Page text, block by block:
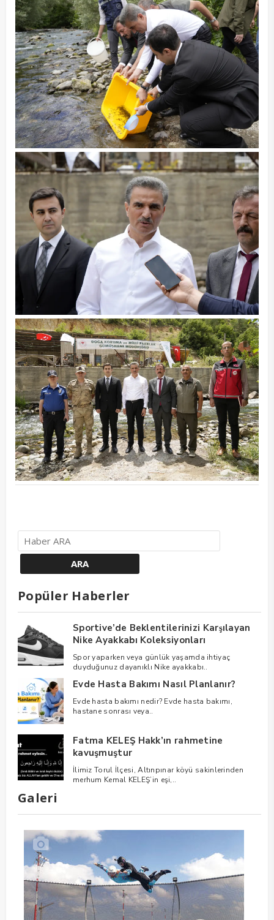
Popüler Haberler
Sportive’de Beklentilerinizi Karşılayan
Nike Ayakkabı Koleksiyonları
Spor yaparken veya günlük yaşamda ihtiyaç
duyduğunuz dayanıklı Nike ayakkabı..
Evde Hasta Bakımı Nasıl Planlanır?
Evde hasta bakımı nedir? Evde hasta bakımı,
hastane sonrası veya..
Fatma KELEŞ Hakk’ın rahmetine
kavuşmuştur
İlimiz Torul İlçesi, Altınpınar köyü sakinlerinden
merhum Kemal KELEŞ’in eşi,..
Galeri